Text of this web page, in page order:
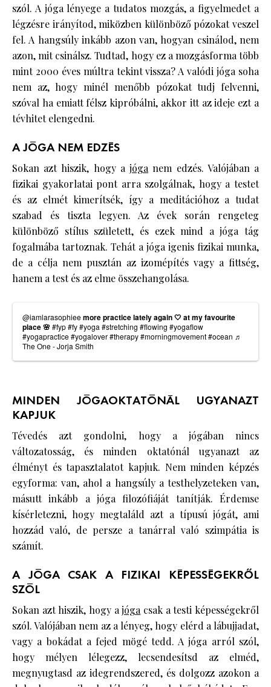
szól. A jóga lényege a tudatos mozgás, a figyelmedet a
légzésre irányítod, miközben különböző pózokat veszel
fel. A hangsúly inkább azon van, hogyan csinálod, nem
azon, mit csinálsz. Tudtad, hogy ez a mozgásforma több
mint 2000 éves múltra tekint vissza? A valódi jóga soha
nem az, hogy minél menőbb pózokat tudj felvenni,
szóval ha emiatt félsz kipróbálni, akkor itt az ideje ezt a
tévhitet elengedni.
A JÓGA NEM EDZÉS
Sokan azt hiszik, hogy ajóganem edzés. Valójában a
fizikai gyakorlatai pont arra szolgálnak, hogy a testet
és az elmét kimerítsék, így a meditációhoz a tudat
szabad és tiszta legyen. Az évek során rengeteg
különböző stílus született, és ezek mind a jóga tág
fogalmába tartoznak. Tehát a jóga igenis fizikai munka,
de a célja nem pusztán az izomépítés vagy a fittség,
hanem a test és az elme összehangolása.
@iamlarasophieemore practice lately again 🤍 at my favourite
place 🌸 #fyp#fy#yoga #stretching #flowing #yogaflow
#yogapractice#yogalover#therapy#morningmovement#ocean ♬
The One - Jorja Smith
MINDEN JÓGAOKTATÓNÁL UGYANAZT
KAPJUK
Tévedés azt gondolni, hogy a jógában nincs
változatosság, és minden oktatónál ugyanazt az
élményt és tapasztalatot kapjuk. Nem minden képzés
egyforma: van, ahol a hangsúly a testhelyzeteken van,
másutt inkább a jóga filozófiáját tanítják. Érdemse
kísérletezni, hogy megtaláld azt a típusú jógát, ami
hozzád való, de persze a tanárral való szimpátia is
számít.
A JÓGA CSAK A FIZIKAI KÉPESSÉGEKRŐL
SZÓL
Sokan azt hiszik, hogy ajógacsak a testi képességekről
szól. Valójában nem az a lényeg, hogy elérd a lábujjadat,
vagy a bokádat a fejed mögé tedd. A jóga arról szól,
hogy mélyen lélegezz, lecsendesítsd az elméd,
megnyugtasd az idegrendszered, és dolgozz azokon a